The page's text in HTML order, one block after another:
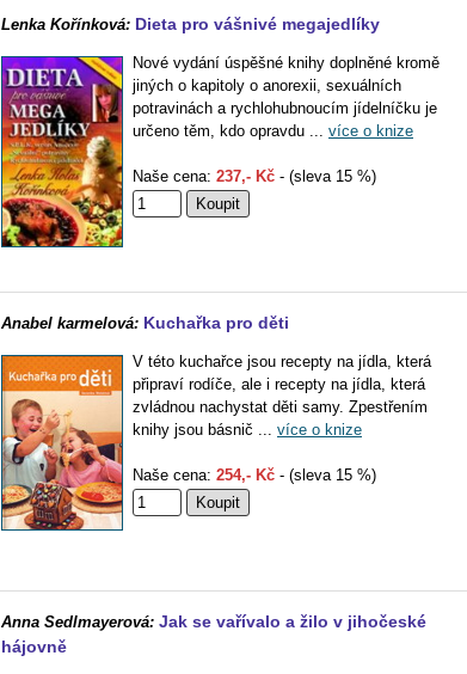
Lenka Kořínková: Dieta pro vášnivé megajedlíky
Nové vydání úspěšné knihy doplněné kromě
jiných o kapitoly o anorexii, sexuálních
potravinách a rychlohubnoucím jídelníčku je
určeno těm, kdo opravdu ... více o knize
Naše cena: 237,- Kč - (sleva 15 %)
Anabel karmelová: Kuchařka pro děti
V této kuchařce jsou recepty na jídla, která
připraví rodíče, ale i recepty na jídla, která
zvládnou nachystat děti samy. Zpestřením
knihy jsou básnič ... více o knize
Naše cena: 254,- Kč - (sleva 15 %)
Anna Sedlmayerová: Jak se vařívalo a žilo v jihočeské
hájovně